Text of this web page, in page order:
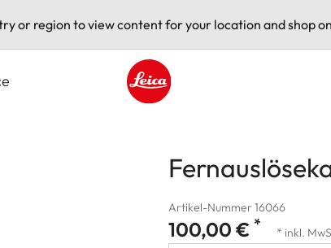
or region to view content for your location and shop
Artikel-Nummer 16066
100,00 € * * inkl.